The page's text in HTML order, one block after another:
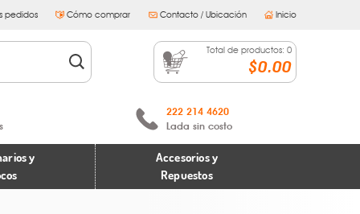
pedidos Cómo comprar Contacto / Ubicación Inicio
Total de productos: 0
$0.00
222 214 4620
Lada sin costo
y
Accesorios y
Repuestos